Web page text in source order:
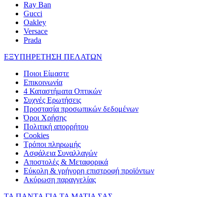
Ray Ban
Gucci
Oakley
Versace
Prada
ΕΞΥΠΗΡΕΤΗΣΗ ΠΕΛΑΤΩΝ
Ποιοι Είμαστε
Επικοινωνία
4 Καταστήματα Οπτικών
Συχνές Ερωτήσεις
Προστασία προσωπικών δεδομένων
Όροι Χρήσης
Πολιτική απορρήτου
Cookies
Τρόποι πληρωμής
Ασφάλεια Συναλλαγών
Αποστολές & Μεταφορικά
Εύκολη & γρήγορη επιστροφή προϊόντων
Ακύρωση παραγγελίας